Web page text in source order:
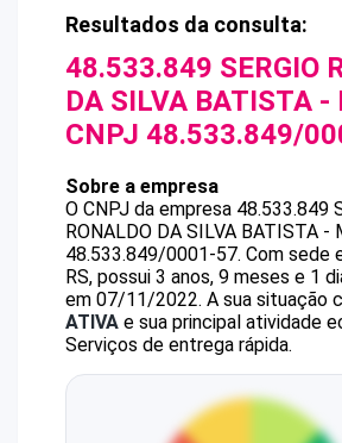
Resultados da consulta:
48.533.849 SERGIO
DA SILVA BATISTA -
CNPJ 48.533.849/
Sobre a empresa
O CNPJ da empresa 48.533.849
RONALDO DA SILVA BATISTA -
48.533.849/0001-57. Com sede
RS, possui 3 anos, 9 meses e 1
em 07/11/2022. A sua situação
ATIVA e sua principal atividade
Serviços de entrega rápida.